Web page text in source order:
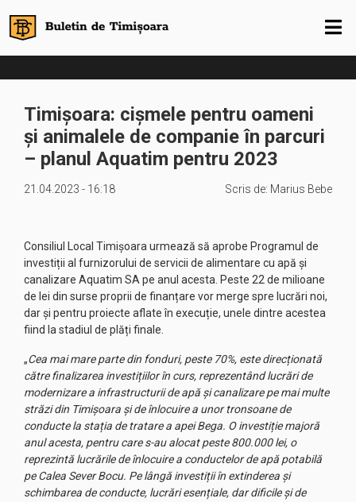
Timișoara: cișmele pentru oameni
și animalele de companie în parcuri
– planul Aquatim pentru 2023
21.04.2023 - 16:18 Scris de: Marius Bebe
Consiliul Local Timișoara urmează să aprobe Programul de
investiții al furnizorului de servicii de alimentare cu apă și
canalizare Aquatim SA pe anul acesta. Peste 22 de milioane
de lei din surse proprii de finanțare vor merge spre lucrări noi,
dar și pentru proiecte aflate în execuție, unele dintre acestea
fiind la stadiul de plăți finale.
„Cea mai mare parte din fonduri, peste 70%, este direcționată
către finalizarea investițiilor în curs, reprezentând lucrări de
modernizare a infrastructurii de apă și canalizare pe mai multe
străzi din Timișoara și de înlocuire a unor tronsoane de
conducte la stația de tratare a apei Bega. O investiție majoră
anul acesta, pentru care s-au alocat peste 800.000 lei, o
reprezintă lucrările de înlocuire a conductelor de apă potabilă
pe Calea Sever Bocu. Pe lângă investiții în extinderea și
schimbarea de conducte, lucrări esențiale, dar dificile și de